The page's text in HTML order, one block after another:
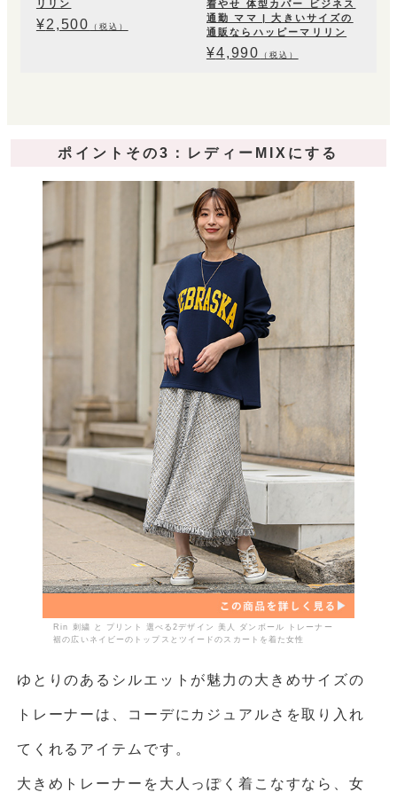
リリン
¥2,500 （税込）
着やせ 体型カバー ビジネス
通勤 ママ | 大きいサイズの
通販ならハッピーマリリン
¥4,990 （税込）
ポイントその3：レディーMIXにする
Rin 刺繍 と プリント 選べる2デザイン 美人 ダンボール トレーナー
裾の広いネイビーのトップスとツイードのスカートを着た女性
ゆとりのあるシルエットが魅力の大きめサイズの
トレーナーは、コーデにカジュアルさを取り入れ
てくれるアイテムです。
大きめトレーナーを大人っぽく着こなすなら、女